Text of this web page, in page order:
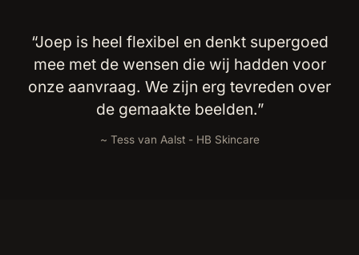
“Joep is heel flexibel en denkt supergoed
mee met de wensen die wij hadden voor
onze aanvraag. We zijn erg tevreden over
de gemaakte beelden.”
~ Tess van Aalst - HB Skincare